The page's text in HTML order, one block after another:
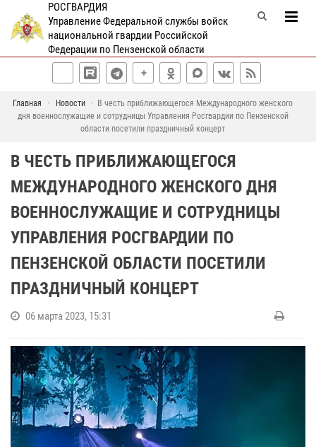
РОСГВАРДИЯ
Управление Федеральной службы войск
национальной гвардии Российской
Федерации по Пензенской области
Главная Новости
В честь приближающегося Международного женского
дня военнослужащие и сотрудницы Управления Росгвардии по Пензенской
области посетили праздничный концерт
В ЧЕСТЬ ПРИБЛИЖАЮЩЕГОСЯ
МЕЖДУНАРОДНОГО ЖЕНСКОГО ДНЯ
ВОЕННОСЛУЖАЩИЕ И СОТРУДНИЦЫ
УПРАВЛЕНИЯ РОСГВАРДИИ ПО
ПЕНЗЕНСКОЙ ОБЛАСТИ ПОСЕТИЛИ
ПРАЗДНИЧНЫЙ КОНЦЕРТ
06 марта 2023, 15:31